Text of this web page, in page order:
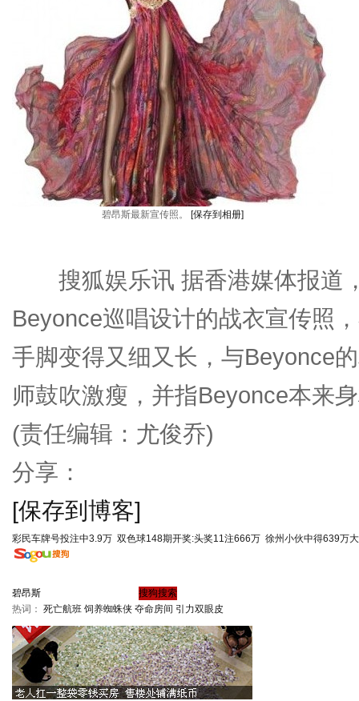
碧昂斯最新宣传照。 [保存到相册]
搜狐娱乐讯 据香港媒体报道
Beyonce巡唱设计的战衣宣传照
手脚变得又细又长，与Beyonce
师鼓吹激瘦，并指Beyonce本来
(责任编辑：尤俊乔)
分享：
[保存到博客]
彩民车牌号投注中3.9万 双色球148期开奖:头奖11注666万 徐州小伙中得639万
热词： 死亡航班 饲养蜘蛛侠 夺命房间 引力双眼皮